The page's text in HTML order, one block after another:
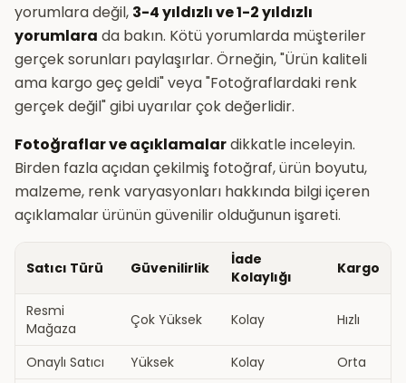
yorumlara değil, 3-4 yıldızlı ve 1-2 yıldızlı
yorumlara da bakın. Kötü yorumlarda müşteriler
gerçek sorunları paylaşırlar. Örneğin, "Ürün kaliteli
ama kargo geç geldi" veya "Fotoğraflardaki renk
gerçek değil" gibi uyarılar çok değerlidir.
Fotoğraflar ve açıklamalardikkatle inceleyin.
Birden fazla açıdan çekilmiş fotoğraf, ürün boyutu,
malzeme, renk varyasyonları hakkında bilgi içeren
açıklamalar ürünün güvenilir olduğunun işareti.
Satıcı Türü Güvenilirlik
İade
Kolaylığı
Kargo
Resmi
Mağaza
Çok Yüksek Kolay Hızlı
Onaylı Satıcı Yüksek Kolay Orta